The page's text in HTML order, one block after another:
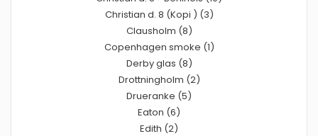
Christian d. 8 (Kopi ) (3)
Clausholm (8)
Copenhagen smoke (1)
Derby glas (8)
Drottningholm (2)
Drueranke (5)
Eaton (6)
Edith (2)